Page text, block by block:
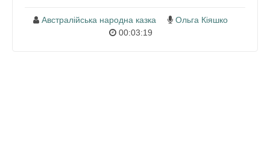
Австралійська народна казка
Ольга Кіяшко
00:03:19